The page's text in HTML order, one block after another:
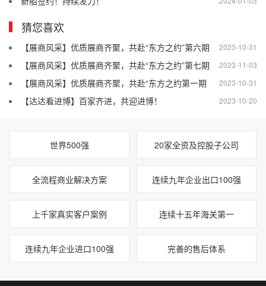
猜您喜欢
2023-10-31
【展商风采】优质展商齐聚，共赴“东方之约”第六期
2023-11-03
【展商风采】优质展商齐聚，共赴“东方之约”第七期
2023-10-31
【展商风采】优质展商齐聚，共赴“东方之约第一期
2023-10-20
【达达看进博】百家齐进，共迎进博！
世界500强 20家全资及控股子公司
全流程商业解决方案 连续九年企业出口100强
上千家真实客户案例 连续十五年海关第一
连续九年企业进口100强 完善的售后体系